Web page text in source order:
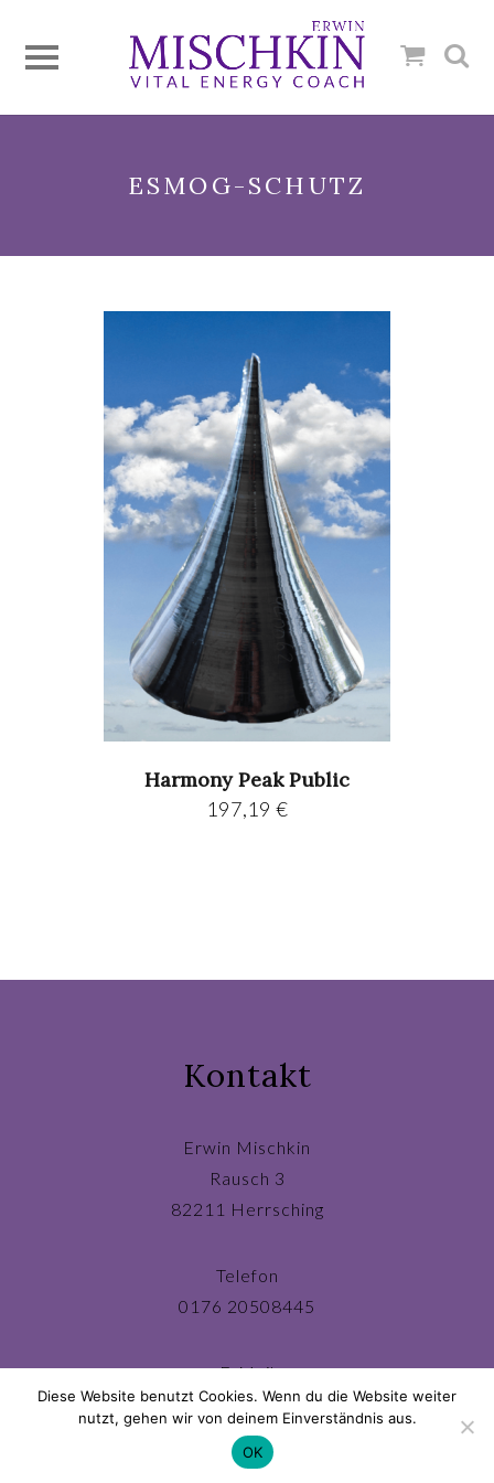
ESMOG-SCHUTZ
Harmony Peak Public
197,19 €
Kontakt
Erwin Mischkin
Rausch 3
82211 Herrsching
Telefon
0176 20508445
E-Mail
ichbin@erwinmischkin.de
Diese Website benutzt Cookies. Wenn du die Website weiter
nutzt, gehen wir von deinem Einverständnis aus.
OK